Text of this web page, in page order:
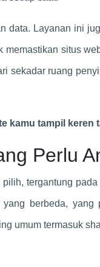
data. Layanan ini
situs
sekadar ruang
kamu tampil keren
Perlu
tergantung
berbeda,
umum termasuk